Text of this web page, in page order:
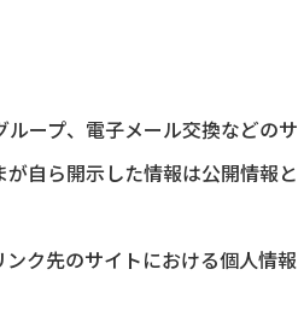
ープ、電子メール交換などのサ
自ら開示した情報は公開情報と
ク先のサイトにおける個人情報